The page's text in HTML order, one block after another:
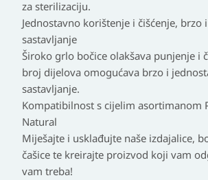
za sterilizaciju.
Jednostavno korištenje i čišćenje, brzo
sastavljanje
Široko grlo bočice olakšava punjenje i
broj dijelova omogućava brzo i
sastavljanje.
Kompatibilnost s cijelim asortimanom
Natural
Miješajte i usklađujte naše izdajalice,
čašice te kreirajte proizvod koji vam
vam treba!